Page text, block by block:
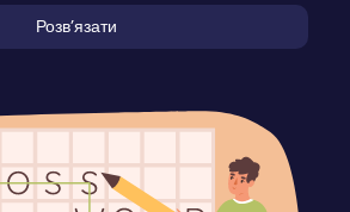
Розвʼязати